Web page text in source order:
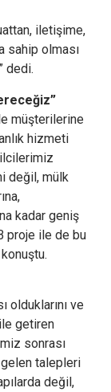
iletişime,
sahip olması
dedi.
müşterilerine
hizmeti
değil, mülk
kadar geniş
proje ile de bu
olduklarını ve
getiren
sonrası
gelen talepleri
değil,